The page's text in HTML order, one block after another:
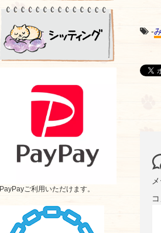
-
PayPayご利用いただけます。